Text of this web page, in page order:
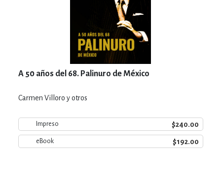
A 50 años del 68. Palinuro de México
Carmen Villoro y otros
Impreso $240.00
eBook $192.00